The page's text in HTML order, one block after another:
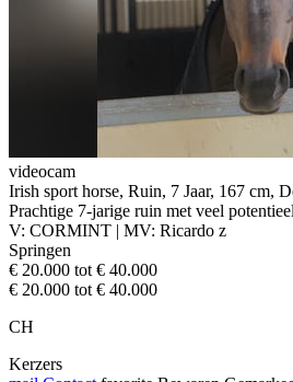
videocam
Irish sport horse, Ruin, 7 Jaar, 167 cm,
Prachtige 7-jarige ruin met veel potentieel
V: CORMINT | MV: Ricardo z
Springen
€ 20.000 tot € 40.000
€ 20.000 tot € 40.000
CH
Kerzers